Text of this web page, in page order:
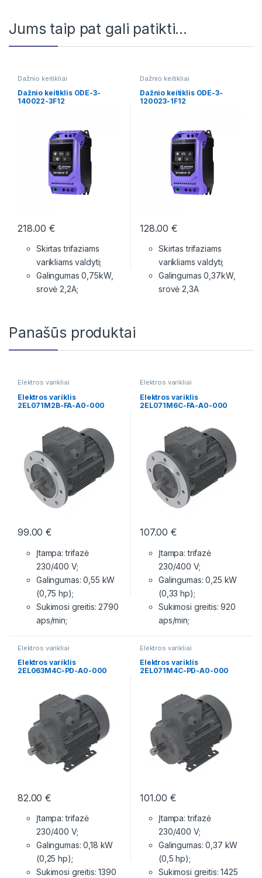
Jums taip pat gali patikti…
Dažnio keitikliai
Dažnio keitiklis ODE-3-
140022-3F12
218.00€
Skirtas trifaziams
varikliams valdyti;
Galingumas 0,75kW,
srovė 2,2A;
Dažnio keitikliai
Dažnio keitiklis ODE-3-
120023-1F12
128.00€
Skirtas trifaziams
varikliams valdyti;
Galingumas 0,37kW,
srovė 2,3A
Panašūs produktai
Elektros varikliai
Elektros variklis
2EL071M2B-FA-A0-000
99.00€
Įtampa: trifazė
230/400 V;
Galingumas: 0,55 kW
(0,75 hp);
Sukimosi greitis: 2790
aps/min;
Elektros varikliai
Elektros variklis
2EL071M6C-FA-A0-000
107.00€
Įtampa: trifazė
230/400 V;
Galingumas: 0,25 kW
(0,33 hp);
Sukimosi greitis: 920
aps/min;
Elektros varikliai
Elektros variklis
2EL063M4C-PD-A0-000
82.00€
Įtampa: trifazė
230/400 V;
Galingumas: 0,18 kW
(0,25 hp);
Sukimosi greitis: 1390
Elektros varikliai
Elektros variklis
2EL071M4C-PD-A0-000
101.00€
Įtampa: trifazė
230/400 V;
Galingumas: 0,37 kW
(0,5 hp);
Sukimosi greitis: 1425